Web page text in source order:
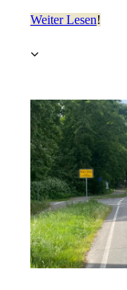
Weiter Lesen!